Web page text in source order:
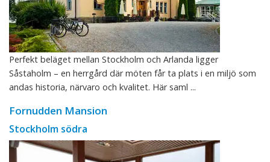
Perfekt beläget mellan Stockholm och Arlanda ligger
Såstaholm – en herrgård där möten får ta plats i en miljö som
andas historia, närvaro och kvalitet. Här saml ...
Fornudden Mansion
Stockholm södra